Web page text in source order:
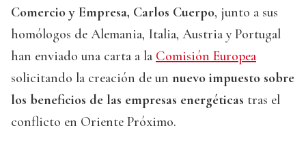
Comercio y Empresa, Carlos Cuerpo, junto a sus
homólogos de Alemania, Italia, Austria y Portugal
han enviado una carta a la Comisión Europea
solicitando la creación de un nuevo impuesto sobre
los beneficios de las empresas energéticas tras el
conflicto en Oriente Próximo.